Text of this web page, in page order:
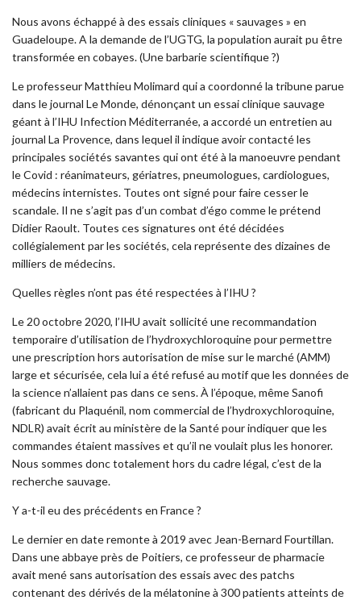
Nous avons échappé à des essais cliniques « sauvages » en
Guadeloupe. A la demande de l’UGTG, la population aurait pu être
transformée en cobayes. (Une barbarie scientifique ?)
Le professeur Matthieu Molimard qui a coordonné la tribune parue
dans le journal Le Monde, dénonçant un essai clinique sauvage
géant à l’IHU Infection Méditerranée, a accordé un entretien au
journal La Provence, dans lequel il indique avoir contacté les
principales sociétés savantes qui ont été à la manoeuvre pendant
le Covid : réanimateurs, gériatres, pneumologues, cardiologues,
médecins internistes. Toutes ont signé pour faire cesser le
scandale. Il ne s’agit pas d’un combat d’égo comme le prétend
Didier Raoult. Toutes ces signatures ont été décidées
collégialement par les sociétés, cela représente des dizaines de
milliers de médecins.
Quelles règles n’ont pas été respectées à l’IHU ?
Le 20 octobre 2020, l’IHU avait sollicité une recommandation
temporaire d’utilisation de l’hydroxychloroquine pour permettre
une prescription hors autorisation de mise sur le marché (AMM)
large et sécurisée, cela lui a été refusé au motif que les données de
la science n’allaient pas dans ce sens. À l’époque, même Sanofi
(fabricant du Plaquénil, nom commercial de l’hydroxychloroquine,
NDLR) avait écrit au ministère de la Santé pour indiquer que les
commandes étaient massives et qu’il ne voulait plus les honorer.
Nous sommes donc totalement hors du cadre légal, c’est de la
recherche sauvage.
Y a-t-il eu des précédents en France ?
Le dernier en date remonte à 2019 avec Jean-Bernard Fourtillan.
Dans une abbaye près de Poitiers, ce professeur de pharmacie
avait mené sans autorisation des essais avec des patchs
contenant des dérivés de la mélatonine à 300 patients atteints de